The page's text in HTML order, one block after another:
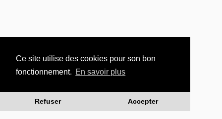
Ce site utilise des cookies pour son bon
fonctionnement. En savoir plus
Refuser Accepter